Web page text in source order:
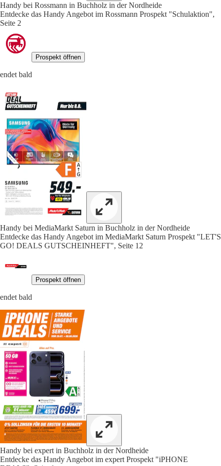
Handy bei Rossmann in Buchholz in der Nordheide
Entdecke das Handy Angebot im Rossmann Prospekt "Schulaktion",
Seite 2
Prospekt öffnen
endet bald
Handy bei MediaMarkt Saturn in Buchholz in der Nordheide
Entdecke das Handy Angebot im MediaMarkt Saturn Prospekt "LET'S
GO! DEALS GUTSCHEINHEFT", Seite 12
Prospekt öffnen
endet bald
Handy bei expert in Buchholz in der Nordheide
Entdecke das Handy Angebot im expert Prospekt "iPHONE